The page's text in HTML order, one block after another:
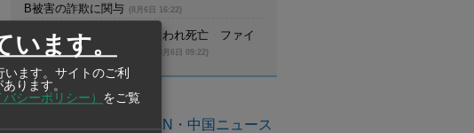
B被害の詐欺に関与
(8月6日 16:22)
保護区職員が野生トラに襲われ死亡 ファイ
カケン野生生物保護区で
(8月6日 09:22)
亜州ASEAN・中国ニュース
ます。
ます。サイトのご利
ります。
シーポリシー） をご覧